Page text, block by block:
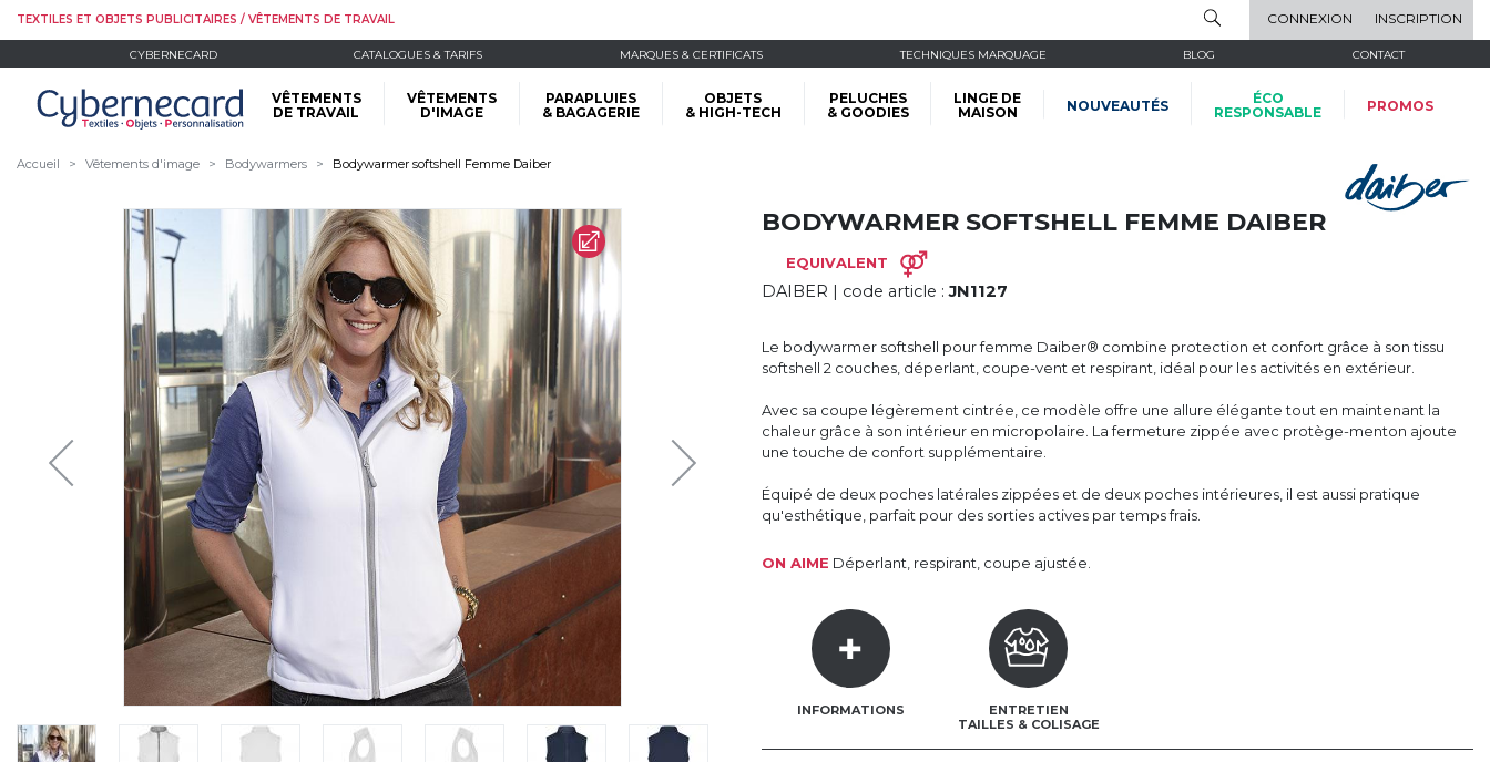
TEXTILES ET OBJETS PUBLICITAIRES / VÊTEMENTS DE TRAVAIL CONNEXION INSCRIPTION
CYBERNECARD CATALOGUES & TARIFS MARQUES & CERTIFICATS TECHNIQUES MARQUAGE BLOG CONTACT
VÊTEMENTS
DE TRAVAIL
VÊTEMENTS
D'IMAGE
PARAPLUIES
& BAGAGERIE
OBJETS
& HIGH-TECH
PELUCHES
& GOODIES
LINGE DE
MAISON
NOUVEAUTÉS
ÉCO
RESPONSABLE
PROMOS
Accueil Vêtements d'image Bodywarmers Bodywarmer softshell Femme Daiber
BODYWARMER SOFTSHELL FEMME DAIBER
EQUIVALENT
DAIBER | code article :JN1127
Le bodywarmer softshell pour femme Daiber® combine protection et confort grâce à son tissu
softshell 2 couches, déperlant, coupe-vent et respirant, idéal pour les activités en extérieur.
Avec sa coupe légèrement cintrée, ce modèle offre une allure élégante tout en maintenant la
chaleur grâce à son intérieur en micropolaire. La fermeture zippée avec protège-menton ajoute
une touche de confort supplémentaire.
Équipé de deux poches latérales zippées et de deux poches intérieures, il est aussi pratique
qu'esthétique, parfait pour des sorties actives par temps frais.
ON AIME Déperlant, respirant, coupe ajustée.
INFORMATIONS
ENTRETIEN
TAILLES & COLISAGE